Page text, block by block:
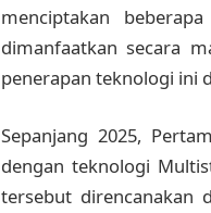
menciptakan
dimanfaatkan secara
penerapan teknologi ini
Sepanjang 2025,
dengan teknologi
tersebut direncanakan